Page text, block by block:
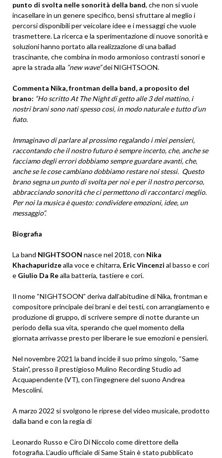
punto di svolta nelle sonorità della band, che non si vuole
incasellare in un genere specifico, bensì sfruttare al meglio i
percorsi disponibili per veicolare idee e i messaggi che vuole
trasmettere. La ricerca e la sperimentazione di nuove sonorità e
soluzioni hanno portato alla realizzazione di una ballad
trascinante, che combina in modo armonioso contrasti sonori e
apre la strada alla “new wave”dei NIGHTSOON.
Commenta Nika, frontman della band, a proposito del
brano: “Ho scritto At The Night di getto alle 3 del mattino, i
nostri brani sono nati spesso così, in modo naturale e tutto d’un
fiato.
Immaginavo di parlare al prossimo regalando i miei pensieri,
raccontando che il nostro futuro è sempre incerto, che, anche se
facciamo degli errori dobbiamo sempre guardare avanti, che,
anche se le cose cambiano dobbiamo restare noi stessi. Questo
brano segna un punto di svolta per noi e per il nostro percorso,
abbracciando sonorità che ci permettono di raccontarci meglio.
Per noi la musica è questo: condividere emozioni, idee, un
messaggio”.
Biografia
La band NIGHTSOON nasce nel 2018, con Nika
Khachapuridzealla voce e chitarra, Eric Vincenzi al basso e cori
e Giulio Da Realla batteria, tastiere e cori.
Il nome “NIGHTSOON” deriva dall’abitudine di Nika, frontman e
compositore principale dei brani e dei testi, con arrangiamento e
produzione di gruppo, di scrivere sempre di notte durante un
periodo della sua vita, sperando che quel momento della
giornata arrivasse presto per liberare le sue emozioni e pensieri.
Nel novembre 2021 la band incide il suo primo singolo, “Same
Stain”, presso il prestigioso Mulino Recording Studio ad
Acquapendente (VT), con l’ingegnere del suono Andrea
Mescolini.
A marzo 2022 si svolgono le riprese del video musicale, prodotto
dalla band e con la regia di
Leonardo Russo e Ciro Di Niccolo come direttore della
fotografia. L’audio ufficiale di Same Stain è stato pubblicato